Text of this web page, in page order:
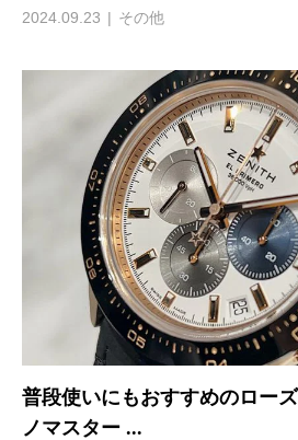
2024.09.23 その他
普段使いにもおすすめのロー
ノマスター ...